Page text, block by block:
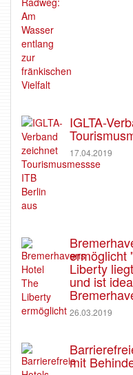
IGLTA-
17.04.2019
ermöglicht
Liberty
und ist
26.03.2019
mit